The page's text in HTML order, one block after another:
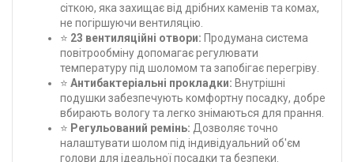
сіткою, яка захищає від дрібних каменів та комах,
не погіршуючи вентиляцію.
⭐ 23 вентиляційні отвори: Продумана система
повітрообміну допомагає регулювати
температуру під шоломом та запобігає перегріву.
⭐ Антибактеріальні прокладки: Внутрішні
подушки забезпечують комфортну посадку, добре
вбирають вологу та легко знімаються для прання.
⭐ Регульований ремінь: Дозволяє точно
налаштувати шолом під індивідуальний об'єм
голови для ідеальної посадки та безпеки.